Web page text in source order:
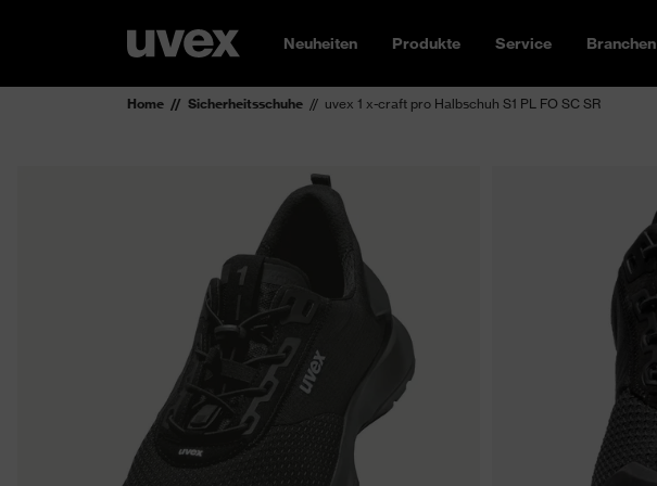
Neuheiten Produkte Service Branchen
Home Sicherheitsschuhe uvex 1 x-craft pro Halbschuh S1 PL FO SC SR